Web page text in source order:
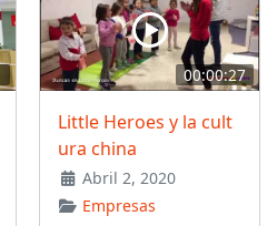
00:00:27
Little Heroes y la cult
ura china
Abril 2, 2020
Empresas